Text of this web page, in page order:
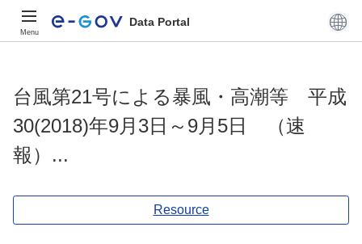
Menu
Data Portal
台風第21号による暴風・高潮等 平成
30(2018)年9月3日～9月5日 （速
報）...
Resource